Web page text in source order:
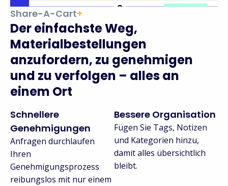
Share-A-Cart+
Der einfachste Weg,
Materialbestellungen
anzufordern, zu genehmigen
und zu verfolgen – alles an
einem Ort
Schnellere
Genehmigungen
Anfragen durchlaufen
Ihren
Genehmigungsprozess
reibungslos mit nur einem
Bessere Organisation
Fügen Sie Tags, Notizen
und Kategorien hinzu,
damit alles übersichtlich
bleibt.